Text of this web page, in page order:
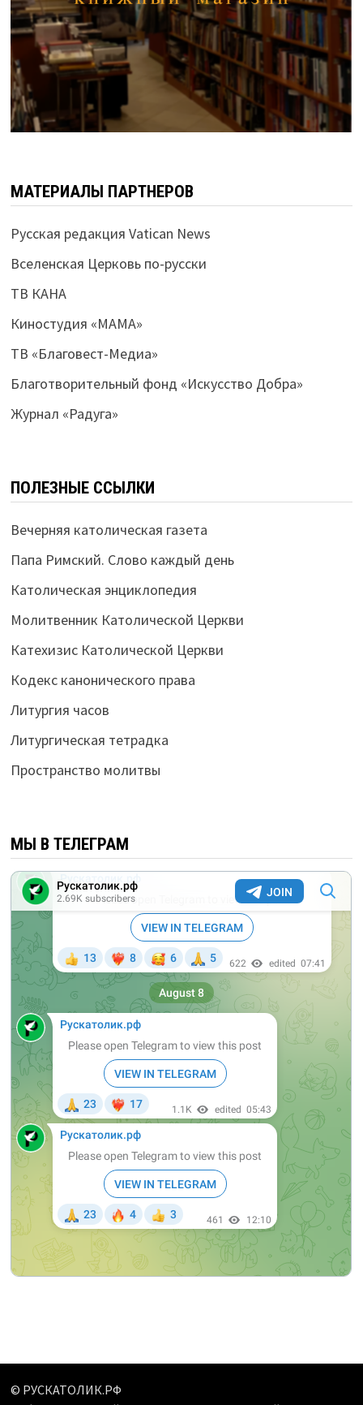
МАТЕРИАЛЫ ПАРТНЕРОВ
Русская редакция Vatican News
Вселенская Церковь по-русски
ТВ КАНА
Киностудия «МАМА»
ТВ «Благовест-Медиа»
Благотворительный фонд «Искусство Добра»
Журнал «Радуга»
ПОЛЕЗНЫЕ ССЫЛКИ
Вечерняя католическая газета
Папа Римский. Слово каждый день
Католическая энциклопедия
Молитвенник Католической Церкви
Катехизис Католической Церкви
Кодекс канонического права
Литургия часов
Литургическая тетрадка
Пространство молитвы
МЫ В ТЕЛЕГРАМ
© РУСКАТОЛИК.РФ